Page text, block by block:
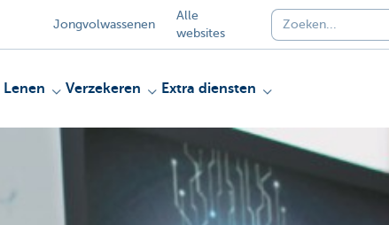
Jongvolwassenen
Alle
websites
Lenen Verzekeren Extra diensten